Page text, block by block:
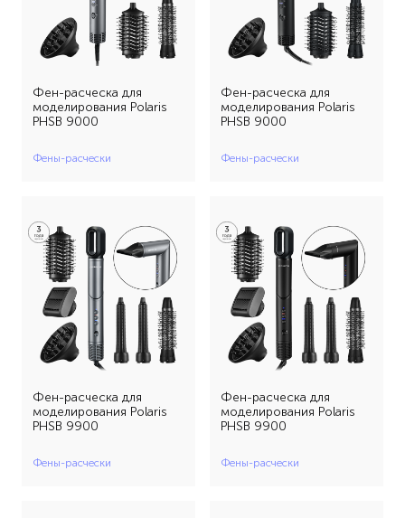
фуксия (1)
черный (3)
Фен-расческа для
моделирования Polaris
PHSB 9000
Фены-расчески
Фен-расческа для
моделирования Polaris
PHSB 9000
Фены-расчески
Фен-расческа для
моделирования Polaris
PHSB 9900
Фены-расчески
Фен-расческа для
моделирования Polaris
PHSB 9900
Фены-расчески